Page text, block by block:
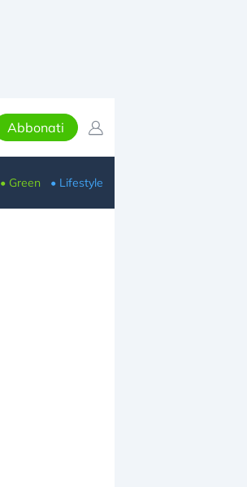
Abbonati
• Green • Lifestyle